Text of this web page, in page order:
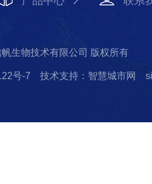
生物技术有限公司 版权所有
号-7 技术支持：智慧城市网